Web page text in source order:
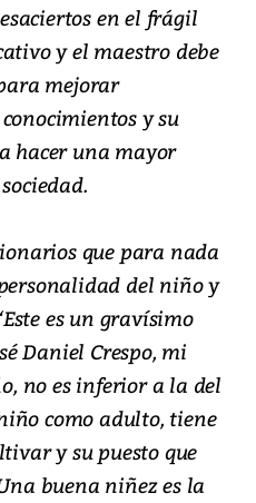
en el frágil
y el maestro debe
mejorar
y su
hacer una mayor
que para nada
del niño y
es un gravísimo
Daniel Crespo, mi
no es inferior a la del
como adulto, tiene
y su puesto que
buena niñez es la